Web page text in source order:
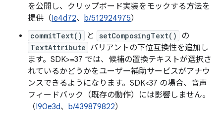
を公開し、クリップボード実装をモックする方法を
提供（Ie4d72、 b/512924975）
commitText() と setComposingText() の
TextAttribute バリアントの下位互換性を追加し
ます。SDK>=37 では、候補の置換テキストが選択さ
れているかどうかをユーザー補助サービスがアナウ
ンスできるようになります。SDK<37 の場合、音声
フィードバック（既存の動作）には影響しません。
（I90e3d、 b/439879822）